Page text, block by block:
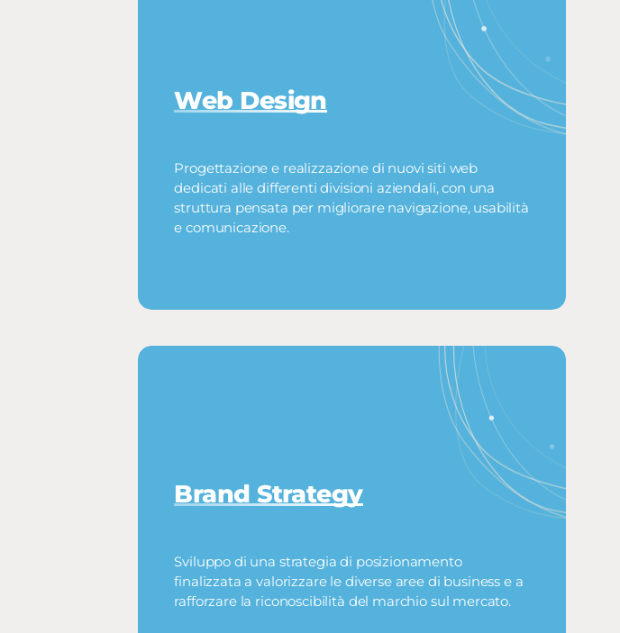
Web Design
Progettazione e realizzazione di nuovi siti web
dedicati alle differenti divisioni aziendali, con una
struttura pensata per migliorare navigazione, usabilità
e comunicazione.
Brand Strategy
Sviluppo di una strategia di posizionamento
finalizzata a valorizzare le diverse aree di business e a
rafforzare la riconoscibilità del marchio sul mercato.